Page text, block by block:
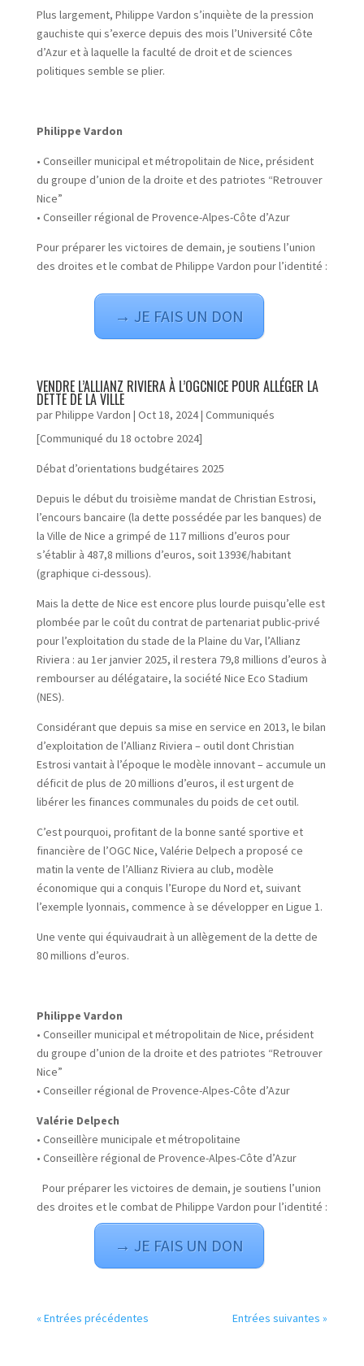
Plus largement, Philippe Vardon s’inquiète de la pression
gauchiste qui s’exerce depuis des mois l’Université Côte
d’Azur et à laquelle la faculté de droit et de sciences
politiques semble se plier.
Philippe Vardon
• Conseiller municipal et métropolitain de Nice, président
du groupe d’union de la droite et des patriotes “Retrouver
Nice”
• Conseiller régional de Provence-Alpes-Côte d’Azur
Pour préparer les victoires de demain, je soutiens l’union
des droites et le combat de Philippe Vardon pour l’identité :
→ JE FAIS UN DON
VENDRE L’ALLIANZ RIVIERA À L’OGCNICE POUR ALLÉGER LA
DETTE DE LA VILLE
parPhilippe Vardon | Oct 18, 2024| Communiqués
[Communiqué du 18 octobre 2024]
Débat d’orientations budgétaires 2025
Depuis le début du troisième mandat de Christian Estrosi,
l’encours bancaire (la dette possédée par les banques) de
la Ville de Nice a grimpé de 117 millions d’euros pour
s’établir à 487,8 millions d’euros, soit 1393€/habitant
(graphique ci-dessous).
Mais la dette de Nice est encore plus lourde puisqu’elle est
plombée par le coût du contrat de partenariat public-privé
pour l’exploitation du stade de la Plaine du Var, l’Allianz
Riviera : au 1er janvier 2025, il restera 79,8 millions d’euros à
rembourser au délégataire, la société Nice Eco Stadium
(NES).
Considérant que depuis sa mise en service en 2013, le bilan
d’exploitation de l’Allianz Riviera – outil dont Christian
Estrosi vantait à l’époque le modèle innovant – accumule un
déficit de plus de 20 millions d’euros, il est urgent de
libérer les finances communales du poids de cet outil.
C’est pourquoi, profitant de la bonne santé sportive et
financière de l’OGC Nice, Valérie Delpech a proposé ce
matin la vente de l’Allianz Riviera au club, modèle
économique qui a conquis l’Europe du Nord et, suivant
l’exemple lyonnais, commence à se développer en Ligue 1.
Une vente qui équivaudrait à un allègement de la dette de
80 millions d’euros.
Philippe Vardon
• Conseiller municipal et métropolitain de Nice, président
du groupe d’union de la droite et des patriotes “Retrouver
Nice”
• Conseiller régional de Provence-Alpes-Côte d’Azur
Valérie Delpech
• Conseillère municipale et métropolitaine
• Conseillère régional de Provence-Alpes-Côte d’Azur
Pour préparer les victoires de demain, je soutiens l’union
des droites et le combat de Philippe Vardon pour l’identité :
→ JE FAIS UN DON
« Entrées précédentes Entrées suivantes »